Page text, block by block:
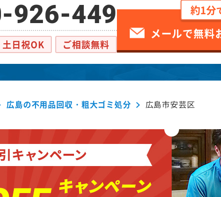
926-449
土日祝OK ご相談無料
約1分
メールで無料
広島の不用品回収・粗大ゴミ処分 広島市安芸区